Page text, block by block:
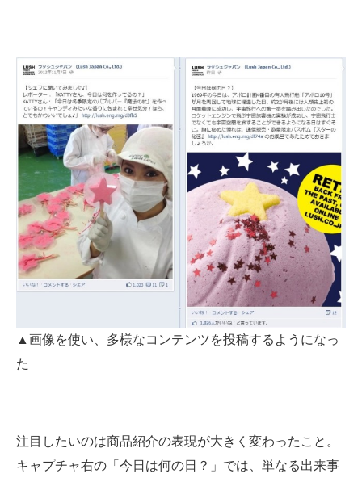
▲画像を使い、多様なコンテンツを投稿するようになっ
た
注目したいのは商品紹介の表現が大きく変わったこと。
キャプチャ右の「今日は何の日？」では、単なる出来事